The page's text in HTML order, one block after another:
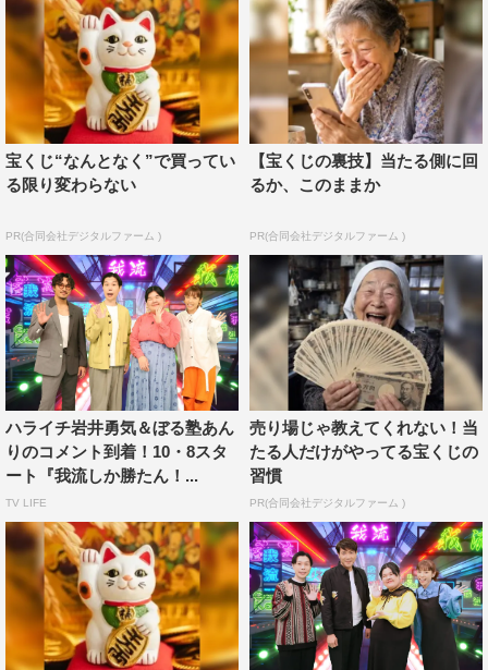
あんり：天の声でMCというのは初めての経験。お話を頂
いたときは、向いてるのかな？ と不安になったのです
が、台本を見たらめちゃくちゃ向いている口調で。「だか
ら私が呼ばれたのか！」というくらい、天職という感じで
した（笑）。岩井さんも若槻さんも、正直な反応をしてく
ださるから、私は徹底的に番組を守るスタンスで。番組を
守りながら、感想も言えればいいと思っています。
◆レギュラー化を聞いたときの感想と、特番の時に比べて
パワーアップしているところを教えてください。
岩井：今まで言われた「レギュラーになります」って番組
の中で、一番驚きましたね。これ、ならないだろって。特
番のときも、役立つ情報じゃなかったりするものもあった
し…、めちゃくちゃびっくりしました。パワーアップして
いるところは、ほとんどないです（笑）。結構、特番のテ
イストのままで。特番のときはぶっとんだ“我流”が多かっ
たので、「このままやってくれるんだ」と思ってうれしか
ったです。「レギュラー化はしないんだろうな」という気
持ちで、特番のときにいろいろ言っていて（笑）。こん
な“我流”使えないよ、みたいなこともやっていたので。
あんり：特番で2回やらせてもらった後、「あ～、楽しか
宝くじ“なんとなく”で買ってい
る限り変わらない
PR(合同会社デジタルファーム )
【宝くじの裏技】当たる側に回
るか、このままか
PR(合同会社デジタルファーム )
ハライチ岩井勇気＆ぼる塾あん
りのコメント到着！10・8スタ
ート『我流しか勝たん！...
TV LIFE
売り場じゃ教えてくれない！当
たる人だけがやってる宝くじの
習慣
PR(合同会社デジタルファーム )